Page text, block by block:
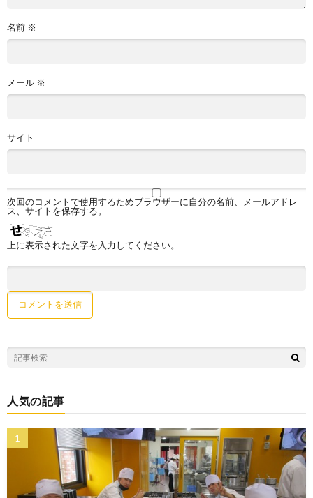
名前 ※
メール ※
サイト
次回のコメントで使用するためブラウザーに自分の名前、メールアドレ
ス、サイトを保存する。
上に表示された文字を入力してください。
人気の記事